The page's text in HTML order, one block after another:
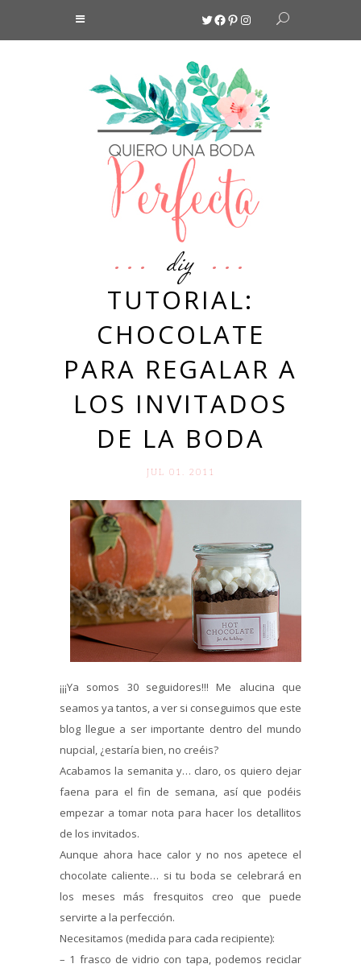
Twitter
Facebook
Pinterest
Instagram
diy
TUTORIAL:
CHOCOLATE
PARA REGALAR A
LOS INVITADOS
DE LA BODA
JUL 01. 2011
¡¡¡Ya somos 30 seguidores!!! Me alucina que
seamos ya tantos, a ver si conseguimos que este
blog llegue a ser importante dentro del mundo
nupcial, ¿estaría bien, no creéis?
Acabamos la semanita y… claro, os quiero dejar
faena para el fin de semana, así que podéis
empezar a tomar nota para hacer los detallitos
de los invitados.
Aunque ahora hace calor y no nos apetece el
chocolate caliente… si tu boda se celebrará en
los meses más fresquitos creo que puede
servirte a la perfección.
Necesitamos (medida para cada recipiente):
– 1 frasco de vidrio con tapa, podemos reciclar